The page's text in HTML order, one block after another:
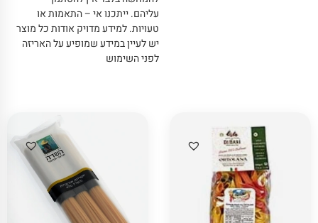
עליהם.ייתכנו אי – התאמות או
טעויות.למידע מדויק אודות כל מוצר
יש לעיין במידע שמופיע על האריזה
לפני השימוש